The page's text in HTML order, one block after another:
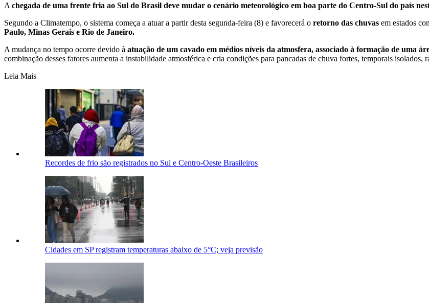
A chegada de uma frente fria ao Sul do Brasil deve mudar o cenário meteorológico em boa parte do Centro-Sul do país
Segundo a Climatempo, o sistema começa a atuar a partir desta segunda-feira (8) e favorecerá o retorno das chuvas em estados
Paulo, Minas Gerais e Rio de Janeiro.
A mudança no tempo ocorre devido à atuação de um cavado em médios níveis da atmosfera, associado à formação de uma
combinação desses fatores aumenta a instabilidade atmosférica e cria condições para pancadas de chuva fortes, temporais isolados,
Leia Mais
Recordes de frio são registrados no Sul e Centro-Oeste Brasileiros
Cidades em SP registram temperaturas abaixo de 5°C; veja previsão